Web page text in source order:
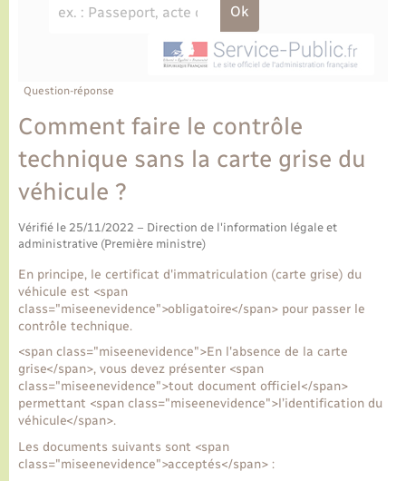
Bulletins d'informations communales
Le personnel municipal
Plan interactif
Présentation de la commune
Histoire et patrimoine
L’intercommunalité
Permis de détention de chien
Social
CIDFF
Etat-civil - Papiers - Citoyenneté
Logement - Urbanisme
Loisirs
Marchés de Lyons-la-Forêt
Nouvel habitant
Numérique et services - accompagnement
Organisation d’événement
Seniors
Transports
Transports scolaires
Travaux - Autorisation d’occupation de l’espace
Question-réponse
Comment faire le contrôle
technique sans la carte grise du
véhicule ?
Vérifié le 25/11/2022 – Direction de l'information légale et
administrative (Première ministre)
En principe, le certificat d'immatriculation (carte grise) du
véhicule est <span
class="miseenevidence">obligatoire</span> pour passer le
contrôle technique.
<span class="miseenevidence">En l'absence de la carte
grise</span>, vous devez présenter <span
class="miseenevidence">tout document officiel</span>
permettant <span class="miseenevidence">l’identification du
véhicule</span>.
Les documents suivants sont <span
class="miseenevidence">acceptés</span> :